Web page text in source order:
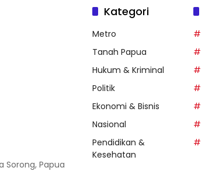
Sorong, Papua
Kategori
Metro
Tanah Papua
Hukum & Kriminal
Politik
Ekonomi & Bisnis
Nasional
Pendidikan &
Kesehatan